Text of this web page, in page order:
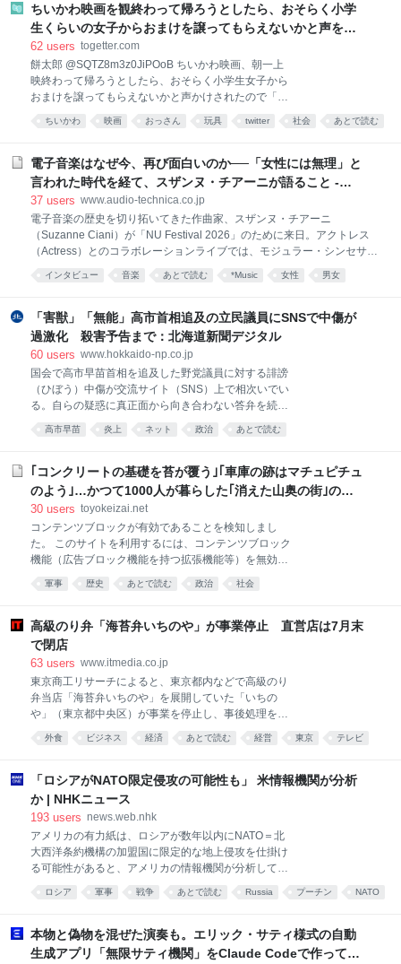
Ｏ）」と警戒す
まう。 そう、普段は諦めの境地でそんな気持ちは殺し
切っているのに、日本の空港に降り立ち、いざ久しぶ
りに故国の地を踏むと、刺身が食べたい、寿司が食べ
行ってあの仏像たちに逢いたい、地元の神社の境内の
ベンチに座って青空を見上げたい、団子が食べたい、
なんて、それまで押さえつけていた「日本を味わいた
いのです」という欲求が次々と溢れ出し、それは短い
ぶりに嗅ぐ畳の
ちいかわ映画を観終わって帰ろうとしたら、おそらく小学
生くらいの女子からおまけを譲ってもらえないかと声をか
けられたが、おっさんはこのように返答しました
62 users togetter.com
餅太郎 @SQTZ8m3z0JiPOoB ちいかわ映画、朝一上
映終わって帰ろうとしたら、おそらく小学生女子から
おまけを譲ってもらえないかと声かけされたので「こ
んな時間に一人でちいかわ見に来るようなおっさんは
ほぼ異常者だから関わらないように気をつけて」と返
ちいかわ 映画 おっさん 玩具 twitter 社会 あとで読む
電子音楽はなぜ今、再び面白いのか──「女性には無理」と
言われた時代を経て、スザンヌ・チアーニが語ること -
Always Listening by Audio-Technica（オーディオテク
ニカ）
37 users www.audio-technica.co.jp
電子音楽の歴史を切り拓いてきた作曲家、スザンヌ・チアーニ
（Suzanne Ciani）が「NU Festival 2026」のために来日。アクトレス
（Actress）とのコラボレーションライブでは、モジュラー・シンセサイ
ザーのパイオニアであるBuchlaを使用したクアドラフォニック（4チャ
ンネルサラウンド）パフォーマンスを披露し、会場を立体的な音響空間
が、そのライブを起点に彼女独自の音楽観を探る。80歳を迎えた今なお
進化を続ける、電子音楽のパイオニアの現在地とは。 私は作曲家、そし
て機械を愛する人。「女性には無理だ」というジェンダーバイアスの中
ておらず、タッチプレートやパッド、シーケンサーを使って無限の音を
生成するシステムを作った。鍵盤を備えたMoogは
インタビュー 音楽 あとで読む *Music 女性 男女
「害獣」「無能」高市首相追及の立民議員にSNSで中傷が
過激化 殺害予告まで：北海道新聞デジタル
60 users www.hokkaido-np.co.jp
国会で高市早苗首相を追及した野党議員に対する誹謗
（ひぼう）中傷が交流サイト（SNS）上で相次いでい
る。自らの疑惑に真正面から向き合わない答弁を続け
る首相に詰め寄っているにもかかわらず、野党議員が
集中砲火を浴びる様相だ。首相の支持者らがSNSで拡
政権監視という本来の役割を否定された野党議員は
「炎上」を恐れ、首相への批判を尻込みしかねない状
況という。...
高市早苗 炎上 ネット 政治 あとで読む
｢コンクリートの基礎を苔が覆う｣｢車庫の跡はマチュピチュ
のよう｣…かつて1000人が暮らした｢消えた山奥の街｣の物
語
30 users toyokeizai.net
コンテンツブロックが有効であることを検知しまし
た。 このサイトを利用するには、コンテンツブロック
機能（広告ブロック機能を持つ拡張機能等）を無効に
してページを再読み込みしてください。 なお、
Microsoft Edgeをご利用のお客様はプライバシー設定
する」の設定を「バランス（推奨）」にしてご利用を
お願いいたします。詳細は下記のFAQページをご参照
ください。
345 ✕
軍事 歴史 あとで読む 政治 社会
高級のり弁「海苔弁いちのや」が事業停止 直営店は7月末
で閉店
63 users www.itmedia.co.jp
東京商工リサーチによると、東京都内などで高級のり
弁当店「海苔弁いちのや」を展開していた「いちの
や」（東京都中央区）が事業を停止し、事後処理を弁
護士に一任した。直営店は7月31日で閉店した。フラ
ンチャイズ店は営業を継続するという。 海苔弁いちの
店を開店。新潟のブランド米「新之助」ともち麦をブ
レンドし、瀬戸内海産ののりや、宮城県塩釜市のちく
わ、高知県・四万十川の青のりを使った磯部揚げな
えるロケ弁当を表彰する第1回日本ロケ弁大賞で金賞
を受賞した。行列のできる店としてテレビやSNSで紹
介され、六本木ヒルズなどにも出店していた。アニメ
「鬼滅の刃」やプロ野球・ヤクルトの選手とのコラボ
た。東京商工リサーチは「原
外食 ビジネス 経済 あとで読む 経営 東京 テレビ
「ロシアがNATO限定侵攻の可能性も」 米情報機関が分析
か | NHKニュース
193 users news.web.nhk
アメリカの有力紙は、ロシアが数年以内にNATO＝北
大西洋条約機構の加盟国に限定的な地上侵攻を仕掛け
る可能性があると、アメリカの情報機関が分析してい
ると伝えました。 アメリカの有力紙、ウォール・ス
ロシア 軍事 戦争 あとで読む Russia プーチン NATO
本物と偽物を混ぜた演奏も。エリック・サティ様式の自動
生成アプリ「無限サティ機関」をClaude Codeで作って公